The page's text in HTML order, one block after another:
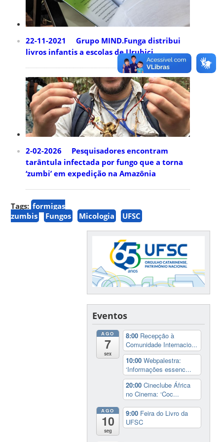
22-11-2021 Grupo MIND.Funga distribui
livros infantis a escolas de Urubici
2-02-2026 Pesquisadores encontram
tarântula infectada por fungo que a torna
‘zumbi’ em expedição na Amazônia
Tags: formigas
zumbis
Fungos Micologia UFSC
Eventos
AGO
7
sex
8:00 Recepção à
Comunidade Internacio...
10:00Webpalestra:
‘Informações essenc...
20:00Cineclube África
no Cinema: ‘Coc...
AGO
10
seg
9:00 Feira do Livro da
UFSC